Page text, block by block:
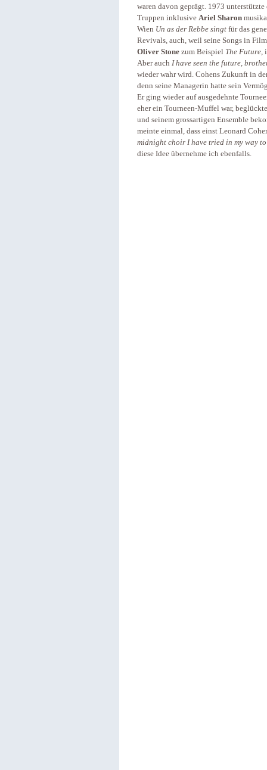
waren davon geprägt. 1973
Truppen inklusive Ariel Sharon
Wien Un as der Rebbe singt für das
Revivals, auch, weil seine Songs in
Oliver Stone zum Beispiel The Future,
Aber auch I have seen the future,
wieder wahr wird. Cohens Zukunft in
denn seine Managerin hatte sein
Er ging wieder auf ausgedehnte
eher ein Tour­neen-Muffel war,
und seinem grossartigen Ensemble
meinte einmal, dass einst Leonard
midnight choir I have tried in my way
diese Idee übernehme ich ebenfalls.